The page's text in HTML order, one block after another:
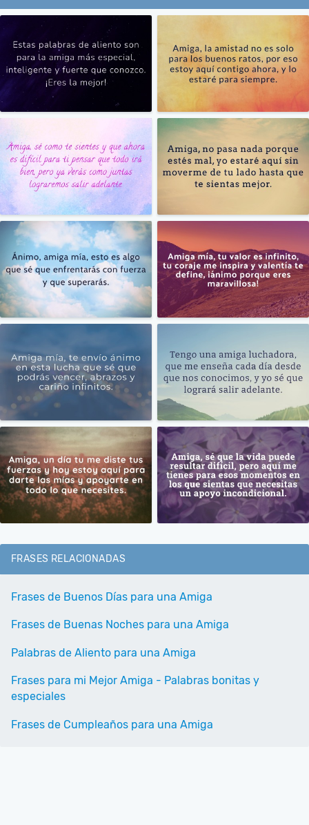
FRASES RELACIONADAS
Frases de Buenos Días para una Amiga
Frases de Buenas Noches para una Amiga
Palabras de Aliento para una Amiga
Frases para mi Mejor Amiga - Palabras bonitas y
especiales
Frases de Cumpleaños para una Amiga